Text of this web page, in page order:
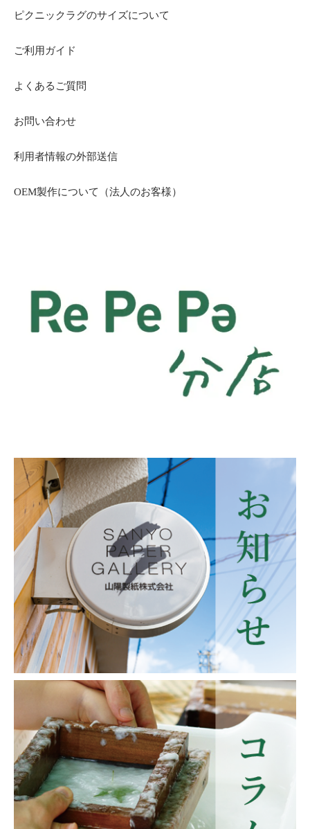
ピクニックラグのサイズについて
ご利用ガイド
よくあるご質問
お問い合わせ
利用者情報の外部送信
OEM製作について（法人のお客様）